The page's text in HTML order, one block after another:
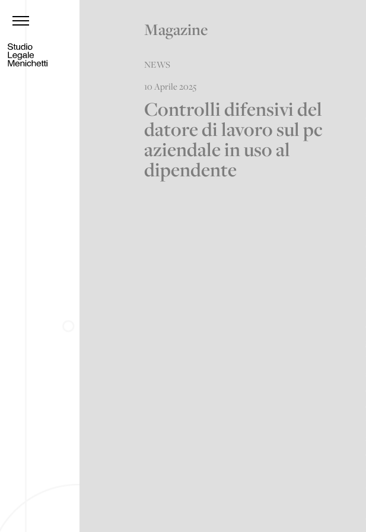
Magazine
NEWS
10 Aprile 2025
Controlli difensivi del
datore di lavoro sul pc
aziendale in uso al
dipendente